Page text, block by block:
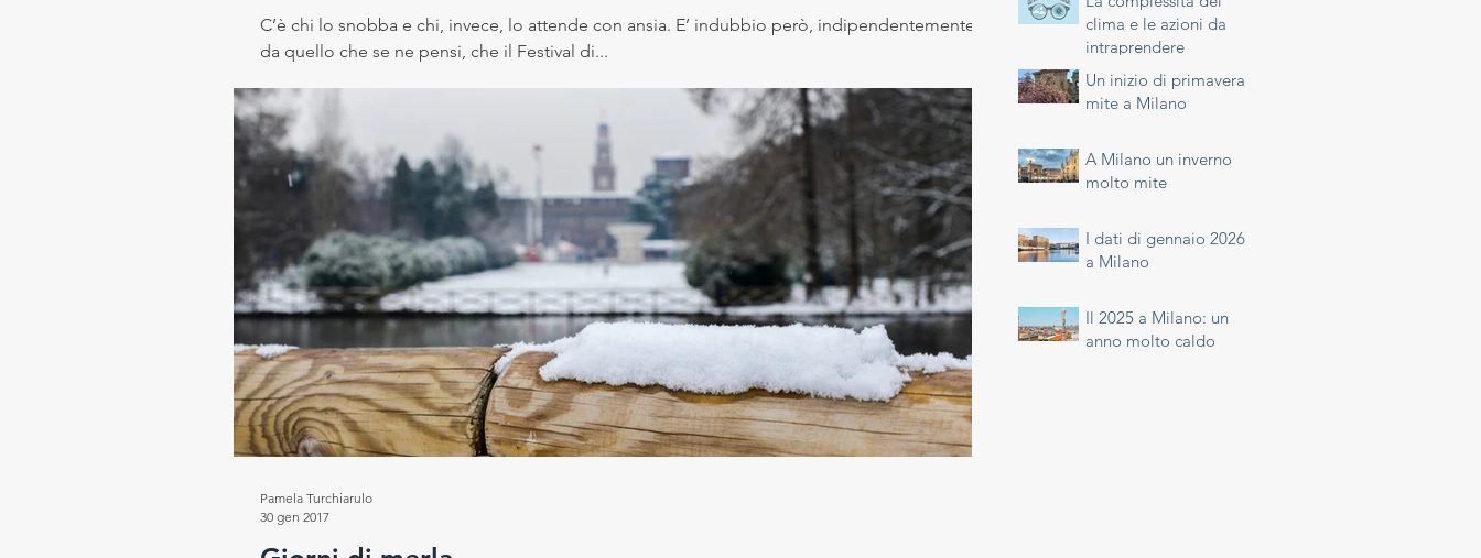
C’è chi lo snobba e chi, invece, lo attende con ansia. E’ indubbio però, indipendentemente
da quello che se ne pensi, che il Festival di...
Pamela Turchiarulo
30 gen 2017
clima e le azioni da
intraprendere
Un inizio di primavera
mite a Milano
A Milano un inverno
molto mite
I dati di gennaio 2026
a Milano
Il 2025 a Milano: un
anno molto caldo